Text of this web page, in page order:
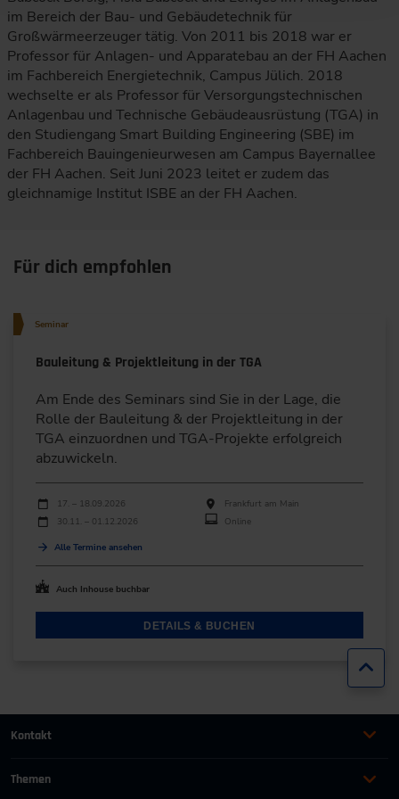
im Bereich der Bau- und Gebäudetechnik für
Großwärmeerzeuger tätig. Von 2011 bis 2018 war er
Professor für Anlagen- und Apparatebau an der FH Aachen
im Fachbereich Energietechnik, Campus Jülich. 2018
wechselte er als Professor für Versorgungstechnischen
Anlagenbau und Technische Gebäudeausrüstung (TGA) in
den Studiengang Smart Building Engineering (SBE) im
Fachbereich Bauingenieurwesen am Campus Bayernallee
der FH Aachen. Seit Juni 2023 leitet er zudem das
gleichnamige Institut ISBE an der FH Aachen.
Für dich empfohlen
Seminar
Bauleitung & Projektleitung in der TGA
Am Ende des Seminars sind Sie in der Lage, die
Rolle der Bauleitung & der Projektleitung in der
TGA einzuordnen und TGA-Projekte erfolgreich
abzuwickeln.
Durchführungen
Veranstaltungsdatum
17. – 18.09.2026
Frankfurt am Main
30.11. – 01.12.2026
Online
Alle Termine ansehen
Auch Inhouse buchbar
DETAILS & BUCHEN
Kontakt
+49 (0)2116214-201
Themen